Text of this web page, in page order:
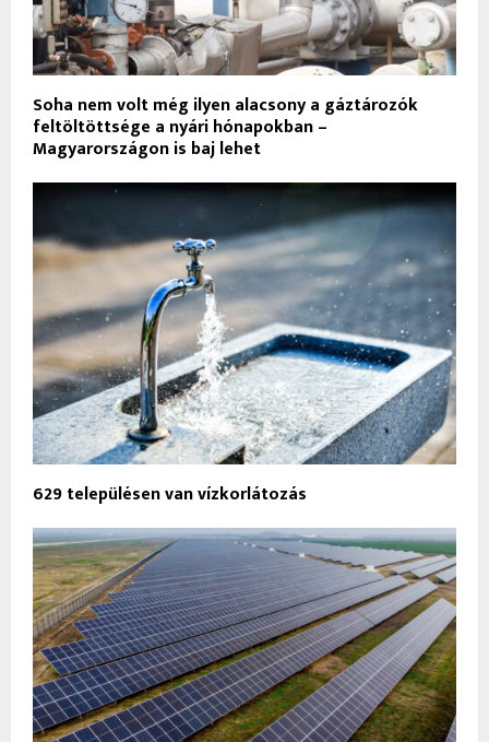
Soha nem volt még ilyen alacsony a gáztározók
feltöltöttsége a nyári hónapokban –
Magyarországon is baj lehet
629 településen van vízkorlátozás